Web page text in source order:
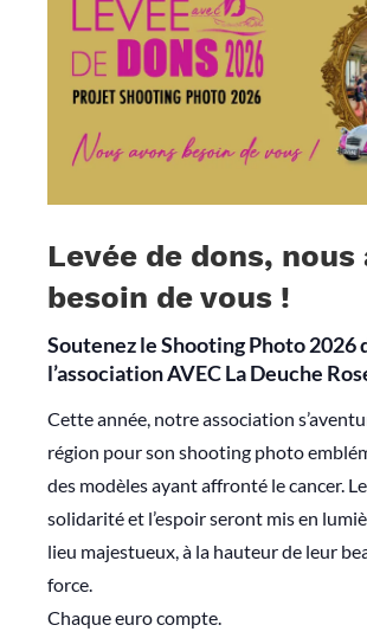
Levée de dons, nous
besoin de vous !
Soutenez le Shooting Photo 2026
l’associationAVEC La Deuche
Cette année, notre association
région pour son shooting photo
des modèles ayant affronté le cancer.
solidarité et l’espoir seront mis en
lieu majestueux, à la hauteur de leur
force.
Chaque euro compte.